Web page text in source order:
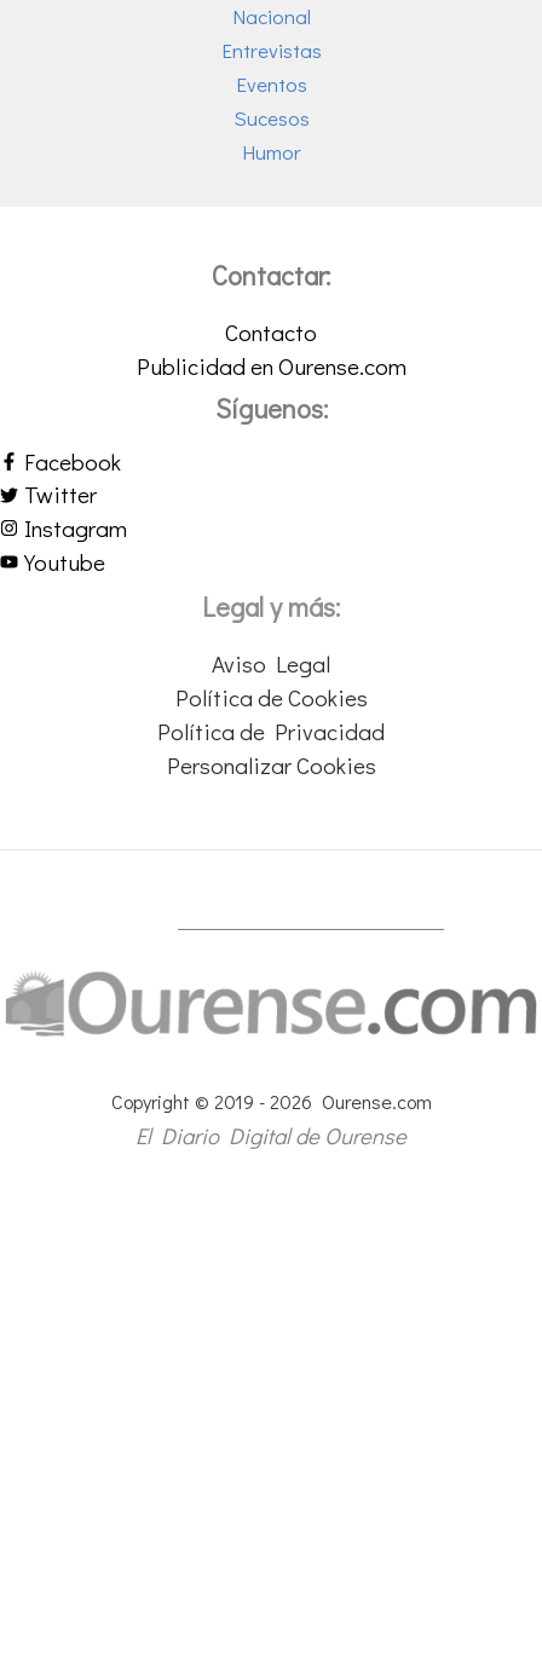
Nacional
Entrevistas
Eventos
Sucesos
Humor
Contactar:
Contacto
Publicidad en Ourense.com
Síguenos:
Facebook
Twitter
Instagram
Youtube
Legal y más:
Aviso Legal
Política de Cookies
Política de Privacidad
Personalizar Cookies
Copyright © 2019 - 2026 Ourense.com
El Diario Digital de Ourense